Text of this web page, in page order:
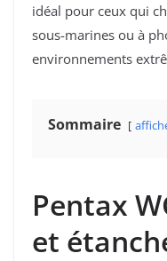
idéal pour ceux qui
sous-marines ou à
environnements
Sommaire
Pentax
et